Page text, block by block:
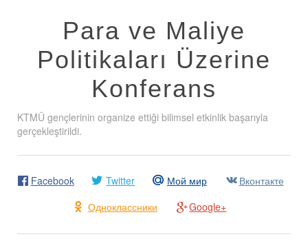
Para ve Maliye
Politikaları Üzerine
Konferans
KTMÜ gençlerinin organize ettiği bilimsel etkinlik başarıyla
gerçekleştirildi.
Facebook Twitter Мой мир
Вконтакте
Одноклассники
Google+